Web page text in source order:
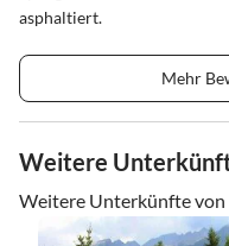
asphaltiert.
Mehr
Weitere
Weitere Unterkünfte von